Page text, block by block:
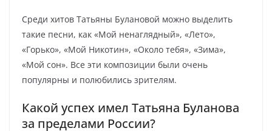
Среди хитов Татьяны Булановой можно выделить
такие песни, как «Мой ненаглядный», «Лето»,
«Горько», «Мой Никотин», «Около тебя», «Зима»,
«Мой сон». Все эти композиции были очень
популярны и полюбились зрителям.
Какой успех имел Татьяна Буланова
за пределами России?